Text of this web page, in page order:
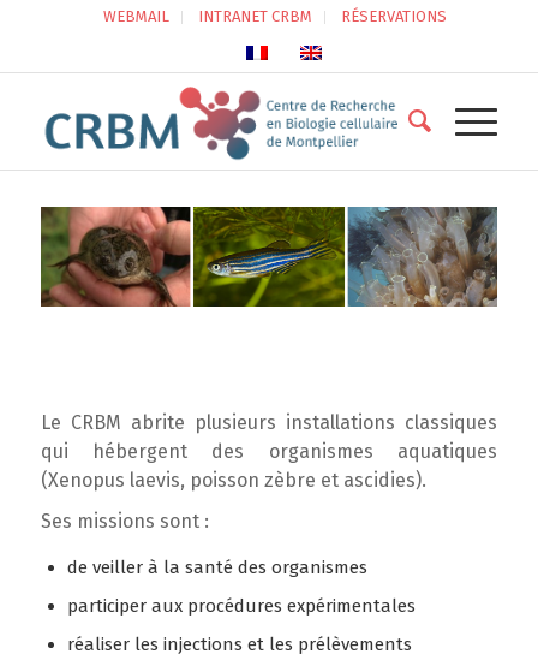
WEBMAIL INTRANET CRBM RÉSERVATIONS
Le CRBM abrite plusieurs installations classiques
qui hébergent des organismes aquatiques
(Xenopus laevis, poisson zèbre et ascidies).
Ses missions sont :
de veiller à la santé des organismes
participer aux procédures expérimentales
réaliser les injections et les prélèvements